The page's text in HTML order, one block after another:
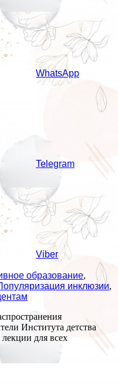
WhatsApp
Telegram
Viber
образование,
инклюзии,
Института детства
для всех